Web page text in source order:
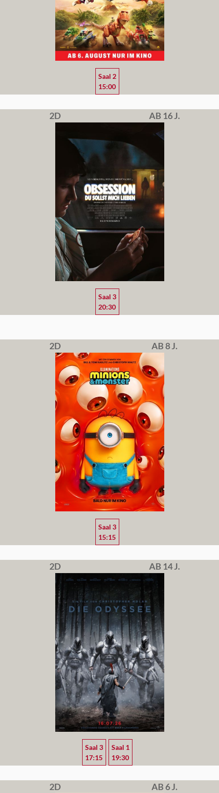
Saal 2
15:00
2D AB 16 J.
Saal 3
20:30
2D AB 8 J.
Saal 3
15:15
2D AB 14 J.
Saal 3
17:15
Saal 1
19:30
2D AB 6 J.